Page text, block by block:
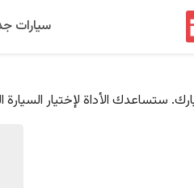
سيارات
ستساعدك الأداة لإختيار